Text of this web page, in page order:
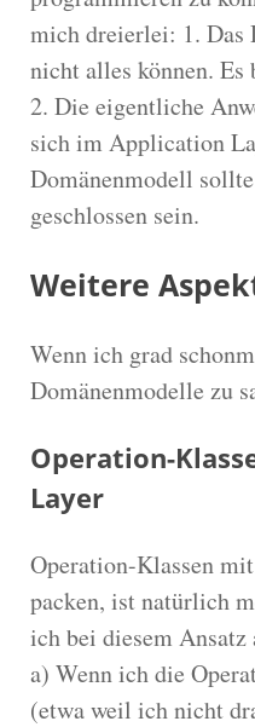
mich dreierlei: 1. Das
nicht alles können.
2. Die eigentliche
sich im Application
Domänenmodell
geschlossen sein.
Weitere
Wenn ich grad
Domänenmodelle zu
Operation-
Layer
Operation-Klassen
packen, ist natürlich
ich bei diesem
a) Wenn ich die
(etwa weil ich nicht